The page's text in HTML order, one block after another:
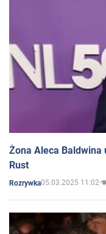
Żona Aleca Baldwina
Rust
Rozrywka05.03.2025 11:02